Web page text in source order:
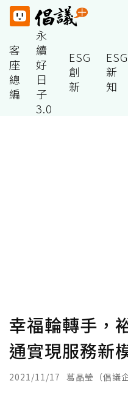
客
座
總
編
永
續
好
日
子
3.0
ESG
創
新
ESG
新
知
幸福輪轉手，
通實現服務新
2021/11/17 葛晶瑩（倡議企